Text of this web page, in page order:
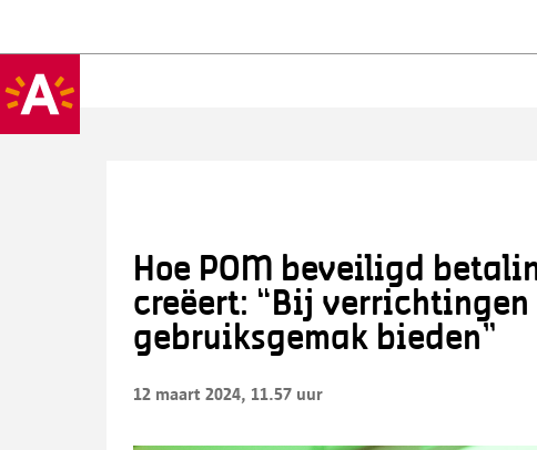
Hoe POM beveiligd
creëert: “Bij verrichtingen
gebruiksgemak bieden”
12 maart 2024, 11.57 uur